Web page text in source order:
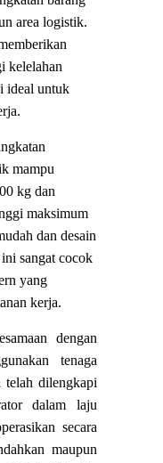
area logistik.
kelelahan
ideal untuk
mampu
kg dan
maksimum
dan desain
sangat cocok
yang
kerja.
dengan
tenaga
telah dilengkapi
dalam laju
secara
maupun